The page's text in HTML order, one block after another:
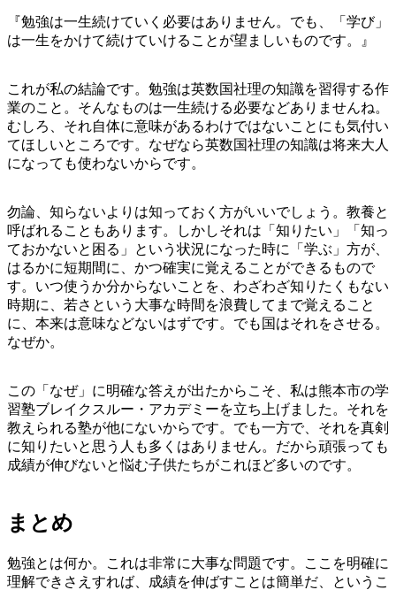
『勉強は一生続けていく必要はありません。でも、「学び」
は一生をかけて続けていけることが望ましいものです。』
これが私の結論です。勉強は英数国社理の知識を習得する作
業のこと。そんなものは一生続ける必要などありませんね。
むしろ、それ自体に意味があるわけではないことにも気付い
てほしいところです。なぜなら英数国社理の知識は将来大人
になっても使わないからです。
勿論、知らないよりは知っておく方がいいでしょう。教養と
呼ばれることもあります。しかしそれは「知りたい」「知っ
ておかないと困る」という状況になった時に「学ぶ」方が、
はるかに短期間に、かつ確実に覚えることができるもので
す。いつ使うか分からないことを、わざわざ知りたくもない
時期に、若さという大事な時間を浪費してまで覚えること
に、本来は意味などないはずです。でも国はそれをさせる。
なぜか。
この「なぜ」に明確な答えが出たからこそ、私は熊本市の学
習塾ブレイクスルー・アカデミーを立ち上げました。それを
教えられる塾が他にないからです。でも一方で、それを真剣
に知りたいと思う人も多くはありません。だから頑張っても
成績が伸びないと悩む子供たちがこれほど多いのです。
まとめ
勉強とは何か。これは非常に大事な問題です。ここを明確に
理解できさえすれば、成績を伸ばすことは簡単だ、というこ